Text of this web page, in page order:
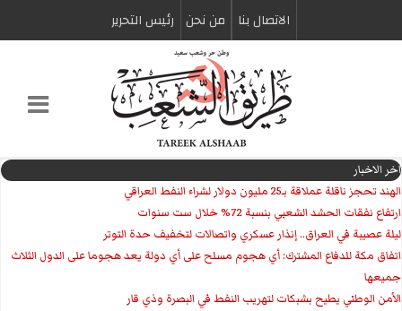
الاتصال بنا من نحن رئیس التحریر
اخر الاخبار
الهند تحجز ناقلة عملاقة بـ25 مليون دولار لشراء النفط العراقي
ارتفاع نفقات الحشد الشعبي بنسبة 72% خلال ست سنوات
ليلة عصيبة في العراق.. إنذار عسكري واتصالات لتخفيف حدة التوتر
‏اتفاق مكة للدفاع المشترك: أي هجوم مسلح على أي دولة يعد هجوما على الدول الثلاث
جميعها
الأمن الوطني يطيح بشبكات لتهريب النفط في البصرة وذي قار